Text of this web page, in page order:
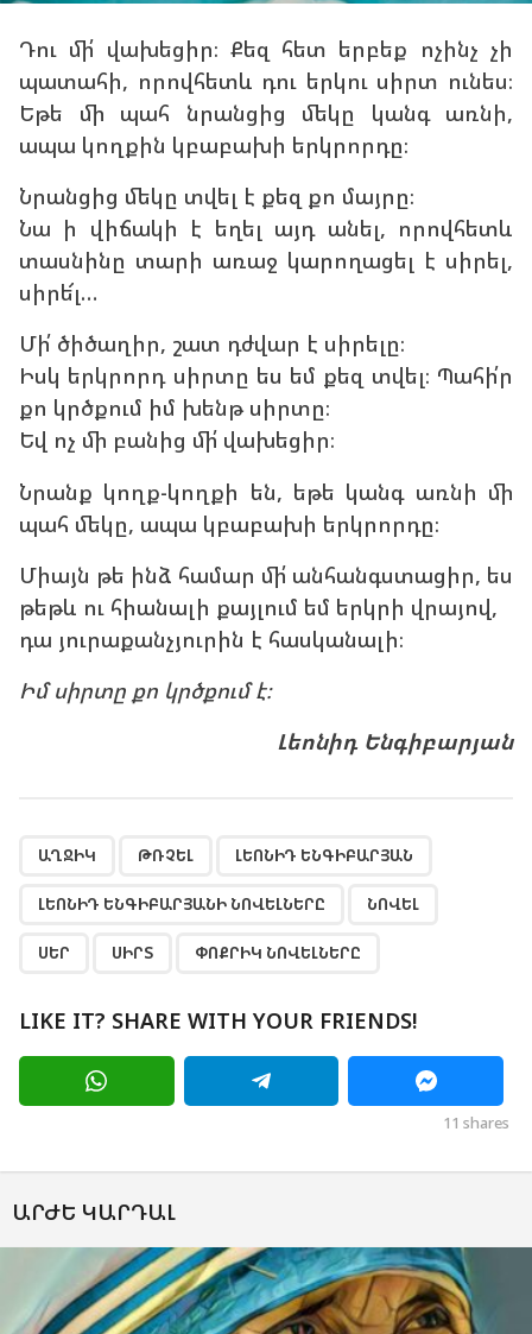
Դու մի՛ վախեցիր։ Քեզ հետ երբեք ոչինչ չի
պատահի, որովհետև դու երկու սիրտ ունես։
Եթե մի պահ նրանցից մեկը կանգ առնի,
ապա կողքին կբաբախի երկրորդը։
Նրանցից մեկը տվել է քեզ քո մայրը։
Նա ի վիճակի է եղել այդ անել, որովհետև
տասնինը տարի առաջ կարողացել է սիրել,
սիրե՜լ…
Մի՛ ծիծաղիր, շատ դժվար է սիրելը։
Իսկ երկրորդ սիրտը ես եմ քեզ տվել։ Պահի՛ր
քո կրծքում իմ խենթ սիրտը։
Եվ ոչ մի բանից մի՛ վախեցիր։
Նրանք կողք-կողքի են, եթե կանգ առնի մի
պահ մեկը, ապա կբաբախի երկրորդը։
Միայն թե ինձ համար մի՛ անհանգստացիր, ես
թեթև ու հիանալի քայլում եմ երկրի վրայով,
դա յուրաքանչյուրին է հասկանալի։
Իմ սիրտը քո կրծքում է։
Լեոնիդ Ենգիբարյան
ԱՂՋԻԿ ԹՌՉԵԼ ԼԵՈՆԻԴ ԵՆԳԻԲԱՐՅԱՆ
ԼԵՈՆԻԴ ԵՆԳԻԲԱՐՅԱՆԻ ՆՈՎԵԼՆԵՐԸ ՆՈՎԵԼ
ՍԵՐ ՍԻՐՏ ՓՈՔՐԻԿ ՆՈՎԵԼՆԵՐԸ
LIKE IT? SHARE WITH YOUR FRIENDS!
11 shares
ԱՐԺԵ ԿԱՐԴԱԼ